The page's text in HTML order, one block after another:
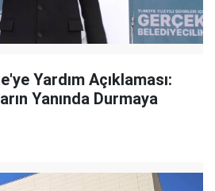
Yardım Açıklaması:
Yanında Durmaya